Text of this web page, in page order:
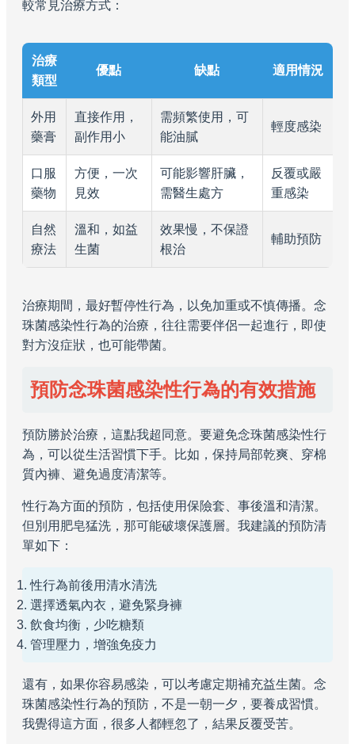
較常見治療方式：
治療
類型
優點 缺點 適用情況
外用
藥膏
直接作用，
副作用小
需頻繁使用，可
能油膩
輕度感染
口服
藥物
方便，一次
見效
可能影響肝臟，
需醫生處方
反覆或嚴
重感染
自然
療法
溫和，如益
生菌
效果慢，不保證
根治
輔助預防
治療期間，最好暫停性行為，以免加重或不慎傳播。念
珠菌感染性行為的治療，往往需要伴侶一起進行，即使
對方沒症狀，也可能帶菌。
預防念珠菌感染性行為的有效措施
預防勝於治療，這點我超同意。要避免念珠菌感染性行
為，可以從生活習慣下手。比如，保持局部乾爽、穿棉
質內褲、避免過度清潔等。
性行為方面的預防，包括使用保險套、事後溫和清潔。
但別用肥皂猛洗，那可能破壞保護層。我建議的預防清
單如下：
性行為前後用清水清洗
選擇透氣內衣，避免緊身褲
飲食均衡，少吃糖類
管理壓力，增強免疫力
還有，如果你容易感染，可以考慮定期補充益生菌。念
珠菌感染性行為的預防，不是一朝一夕，要養成習慣。
我覺得這方面，很多人都輕忽了，結果反覆受苦。